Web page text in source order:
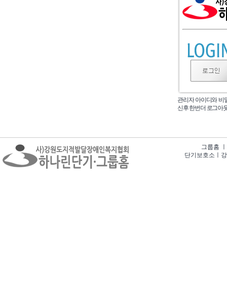
관리자 아이디와 비
신후 한번더 로그아
그룹홈
단기보호소ㅣ